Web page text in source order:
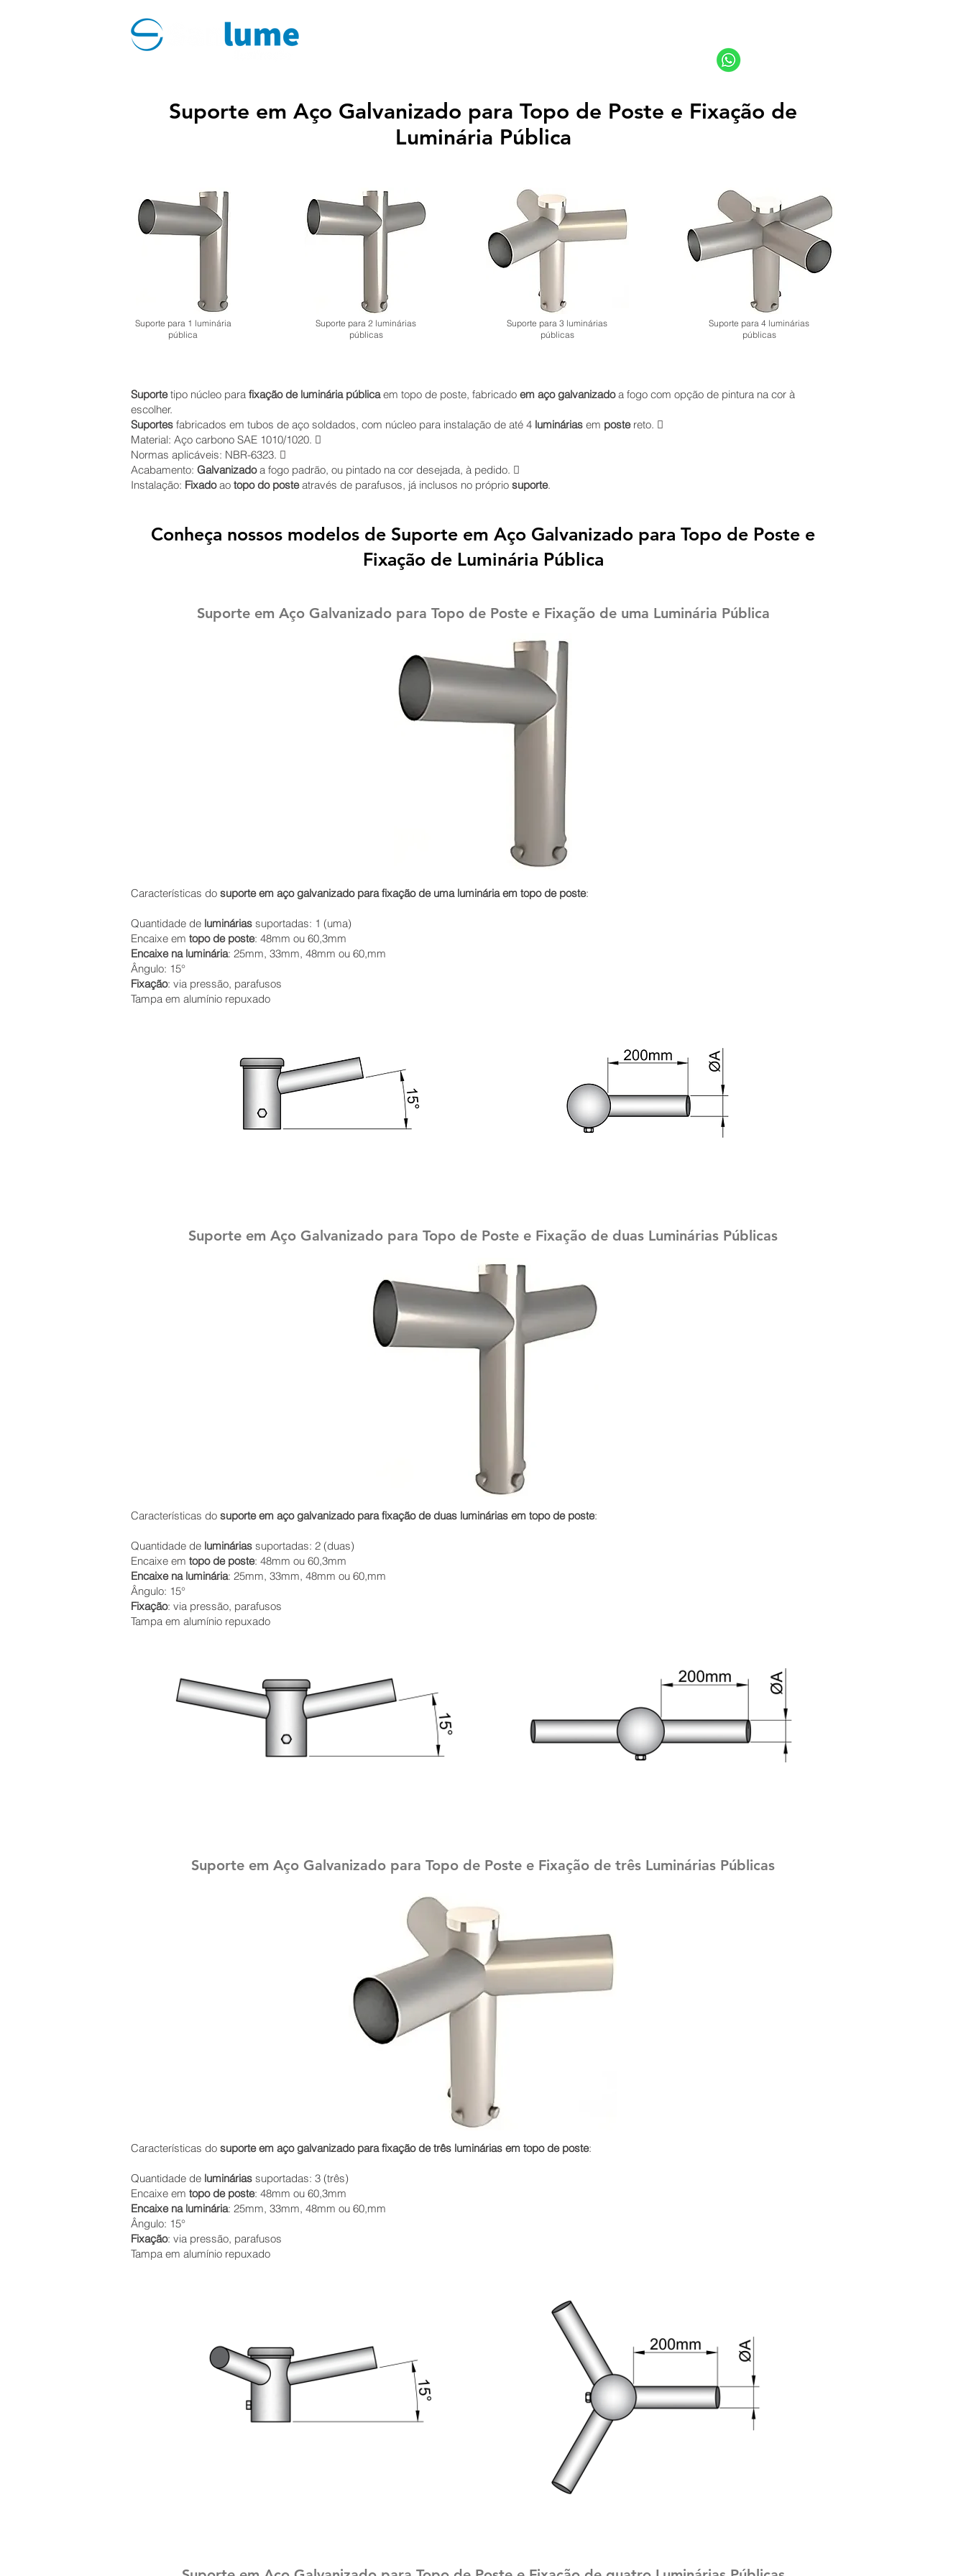
Suporte em Aço Galvanizado para Topo de Poste e Fixação de
Luminária Pública
Suporte para 1 luminária
pública
Suporte para 2 luminárias
públicas
Suporte para 3 luminárias
públicas
Suporte para 4 luminárias
públicas
Suportetipo núcleo para fixação de luminária públicaem topo de poste, fabricado em aço galvanizadoa fogo com opção de pintura na cor à
escolher.
Suportes fabricados em tubos de aço soldados, com núcleo para instalação de até 4 luminárias em postereto. 
Material: Aço carbono SAE 1010/1020. 
Normas aplicáveis: NBR-6323. 
Acabamento: Galvanizadoa fogo padrão, ou pintado na cor desejada, à pedido. 
Instalação: Fixadoao topo do posteatravés de parafusos, já inclusos no próprio suporte.
Conheça nossos modelos de Suporte em Aço Galvanizado para Topo de Poste e
Fixação de Luminária Pública
Suporte em Aço Galvanizado para Topo de Poste e Fixação de uma Luminária Pública
Características do suporte em aço galvanizado para fixação de uma luminária em topo de poste:
Quantidade de luminárias suportadas: 1 (uma)
Encaixe em topo de poste: 48mm ou 60,3mm
Encaixe na luminária: 25mm, 33mm, 48mm ou 60,mm
Ângulo: 15°
Fixação: via pressão, parafusos
Tampa em alumínio repuxado
Suporte em Aço Galvanizado para Topo de Poste e Fixação de duas Luminárias Públicas
Características do suporte em aço galvanizado para fixação de duas luminárias em topo de poste:
Quantidade de luminárias suportadas: 2 (duas)
Encaixe em topo de poste: 48mm ou 60,3mm
Encaixe na luminária: 25mm, 33mm, 48mm ou 60,mm
Ângulo: 15°
Fixação: via pressão, parafusos
Tampa em alumínio repuxado
Suporte em Aço Galvanizado para Topo de Poste e Fixação de três Luminárias Públicas
Características do suporte em aço galvanizado para fixação de três luminárias em topo de poste:
Quantidade de luminárias suportadas: 3 (três)
Encaixe em topo de poste: 48mm ou 60,3mm
Encaixe na luminária: 25mm, 33mm, 48mm ou 60,mm
Ângulo: 15°
Fixação: via pressão, parafusos
Tampa em alumínio repuxado